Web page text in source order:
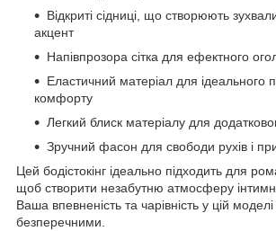
Відкриті сідниці, що створюють
акцент
Напівпрозора сітка для ефектного
Еластичний матеріал для ідеального
комфорту
Легкий блиск матеріалу для
Зручний фасон для свободи рухів і
Цей бодістокінг ідеально підходить для
щоб створити незабутню атмосферу
Ваша впевненість та чарівність у цій
безперечними.